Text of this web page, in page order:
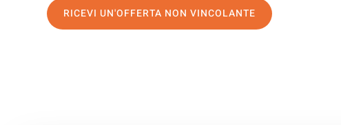
RICEVI UN'OFFERTA NON VINCOLANTE